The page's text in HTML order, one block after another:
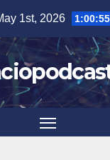
1st, 2026